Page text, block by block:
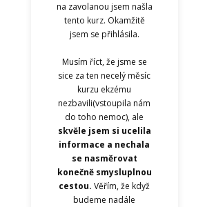
na zavolanou jsem našla
tento kurz. Okamžitě
jsem se přihlásila.
Musím říct, že jsme se
sice za ten necelý měsíc
kurzu ekzému
nezbavili(vstoupila nám
do toho nemoc), ale
skvěle jsem si ucelila
informace a nechala
se nasměrovat
konečně smysluplnou
cestou. Věřím, že když
budeme nadále